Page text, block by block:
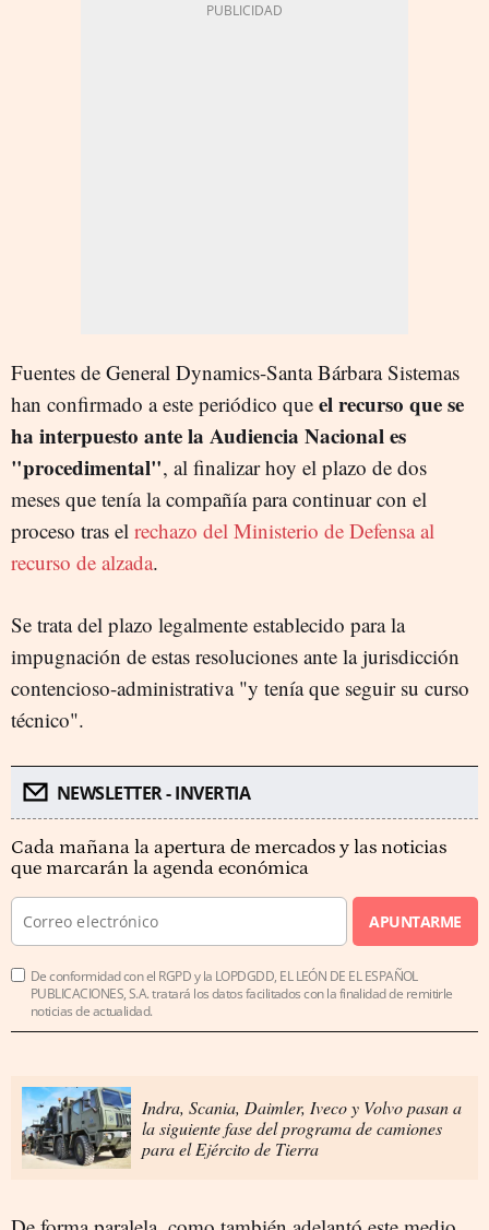
Fuentes de General Dynamics-Santa Bárbara Sistemas
han confirmado a este periódico que el recurso que se
ha interpuesto ante la Audiencia Nacional es
"procedimental", al finalizar hoy el plazo de dos
meses que tenía la compañía para continuar con el
proceso tras el rechazo del Ministerio de Defensa al
recurso de alzada.
Se trata del plazo legalmente establecido para la
impugnación de estas resoluciones ante la jurisdicción
contencioso-administrativa "y tenía que seguir su curso
técnico".
NEWSLETTER - INVERTIA
Cada mañana la apertura de mercados y las noticias
que marcarán la agenda económica
APUNTARME
De conformidad con el RGPD y la LOPDGDD, EL LEÓN DE EL ESPAÑOL
PUBLICACIONES, S.A. tratará los datos facilitados con la finalidad de remitirle
noticias de actualidad.
Indra, Scania, Daimler, Iveco y Volvo pasan a
la siguiente fase del programa de camiones
para el Ejército de Tierra